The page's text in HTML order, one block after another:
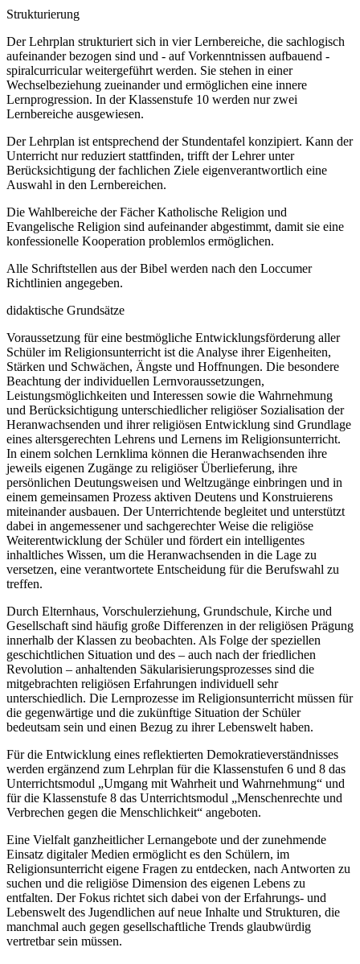
Strukturierung
Der Lehrplan strukturiert sich in vier Lernbereiche, die sachlogisch
aufeinander bezogen sind und - auf Vorkenntnissen aufbauend -
spiralcurricular weitergeführt werden. Sie stehen in einer
Wechselbeziehung zueinander und ermöglichen eine innere
Lernprogression. In der Klassenstufe 10 werden nur zwei
Lernbereiche ausgewiesen.
Der Lehrplan ist entsprechend der Stundentafel konzipiert. Kann der
Unterricht nur reduziert stattfinden, trifft der Lehrer unter
Berücksichtigung der fachlichen Ziele eigenverantwortlich eine
Auswahl in den Lernbereichen.
Die Wahlbereiche der Fächer Katholische Religion und
Evangelische Religion sind aufeinander abgestimmt, damit sie eine
konfessionelle Kooperation problemlos ermöglichen.
Alle Schriftstellen aus der Bibel werden nach den Loccumer
Richtlinien angegeben.
didaktische Grundsätze
Voraussetzung für eine bestmögliche Entwicklungsförderung aller
Schüler im Religionsunterricht ist die Analyse ihrer Eigenheiten,
Stärken und Schwächen, Ängste und Hoffnungen. Die besondere
Beachtung der individuellen Lernvoraussetzungen,
Leistungsmöglichkeiten und Interessen sowie die Wahrnehmung
und Berücksichtigung unterschiedlicher religiöser Sozialisation der
Heranwachsenden und ihrer religiösen Entwicklung sind Grundlage
eines altersgerechten Lehrens und Lernens im Religionsunterricht.
In einem solchen Lernklima können die Heranwachsenden ihre
jeweils eigenen Zugänge zu religiöser Überlieferung, ihre
persönlichen Deutungsweisen und Weltzugänge einbringen und in
einem gemeinsamen Prozess aktiven Deutens und Konstruierens
miteinander ausbauen. Der Unterrichtende begleitet und unterstützt
dabei in angemessener und sachgerechter Weise die religiöse
Weiterentwicklung der Schüler und fördert ein intelligentes
inhaltliches Wissen, um die Heranwachsenden in die Lage zu
versetzen, eine verantwortete Entscheidung für die Berufswahl zu
treffen.
Durch Elternhaus, Vorschulerziehung, Grundschule, Kirche und
Gesellschaft sind häufig große Differenzen in der religiösen Prägung
innerhalb der Klassen zu beobachten. Als Folge der speziellen
geschichtlichen Situation und des – auch nach der friedlichen
Revolution – anhaltenden Säkularisierungsprozesses sind die
mitgebrachten religiösen Erfahrungen individuell sehr
unterschiedlich. Die Lernprozesse im Religionsunterricht müssen für
die gegenwärtige und die zukünftige Situation der Schüler
bedeutsam sein und einen Bezug zu ihrer Lebenswelt haben.
Für die Entwicklung eines reflektierten Demokratieverständnisses
werden ergänzend zum Lehrplan für die Klassenstufen 6 und 8 das
Unterrichtsmodul „Umgang mit Wahrheit und Wahrnehmung“ und
für die Klassenstufe 8 das Unterrichtsmodul „Menschenrechte und
Verbrechen gegen die Menschlichkeit“ angeboten.
Eine Vielfalt ganzheitlicher Lernangebote und der zunehmende
Einsatz digitaler Medien ermöglicht es den Schülern, im
Religionsunterricht eigene Fragen zu entdecken, nach Antworten zu
suchen und die religiöse Dimension des eigenen Lebens zu
entfalten. Der Fokus richtet sich dabei von der Erfahrungs- und
Lebenswelt des Jugendlichen auf neue Inhalte und Strukturen, die
manchmal auch gegen gesellschaftliche Trends glaubwürdig
vertretbar sein müssen.